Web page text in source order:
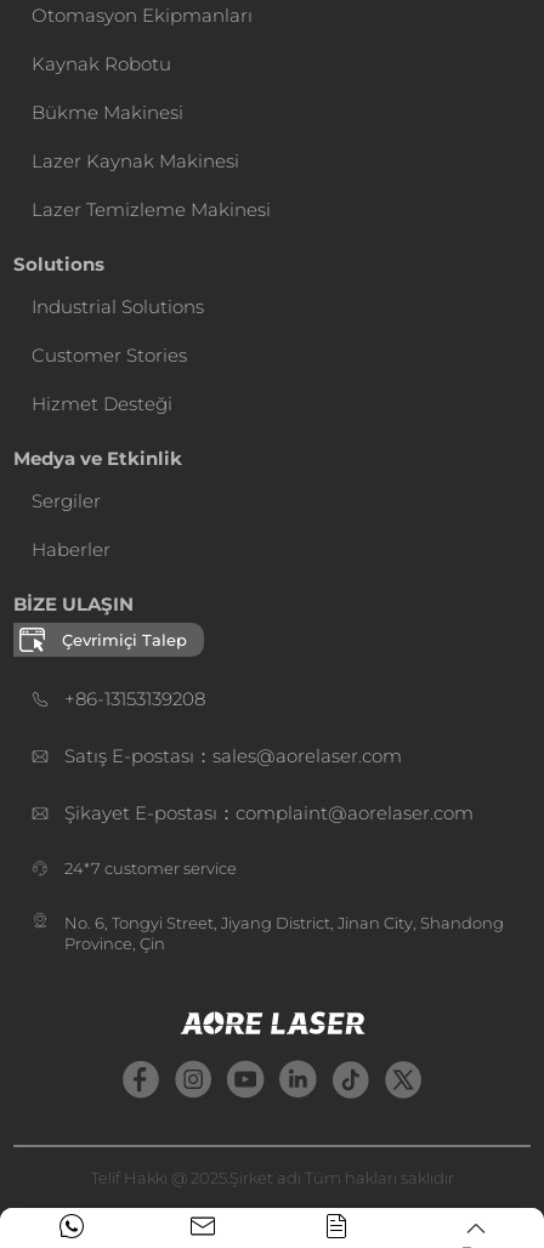
Otomasyon Ekipmanları
Kaynak Robotu
Bükme Makinesi
Lazer Kaynak Makinesi
Lazer Temizleme Makinesi
Solutions
Industrial Solutions
Customer Stories
Hizmet Desteği
Medya ve Etkinlik
Sergiler
Haberler
BİZE ULAŞIN
Çevrimiçi Talep
+86-13153139208
Satış E-postası：sales@aorelaser.com
Şikayet E-postası：complaint@aorelaser.com
24*7 customer service
No. 6, Tongyi Street, Jiyang District, Jinan City, Shandong
Province, Çin
Telif Hakkı @ 2025.Şirket adı Tüm hakları saklıdır